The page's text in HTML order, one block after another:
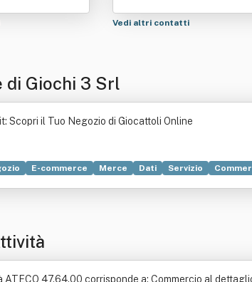
Vedi altri contatti
di Giochi 3 Srl
Scopri il Tuo Negozio di Giocattoli Online
E-commerce Merce Dati Servizio
ATECO 47.64.00 corrisponde a: Commercio al